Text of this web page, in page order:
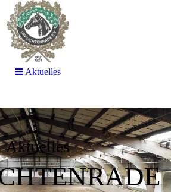
Aktuelles
Aktuelles